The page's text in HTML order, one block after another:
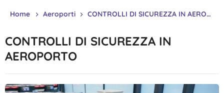
Home Aeroporti CONTROLLI DI SICUREZZA IN AEROPORTO
CONTROLLI DI SICUREZZA IN
AEROPORTO